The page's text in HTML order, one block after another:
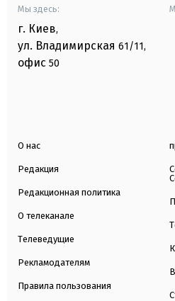
Мы здесь:
г. Киев,
ул. Владимирская 61/11,
офис 50
О нас
Редакция
Редакционная политика
О телеканале
Телеведущие
Рекламодателям
Правила пользования